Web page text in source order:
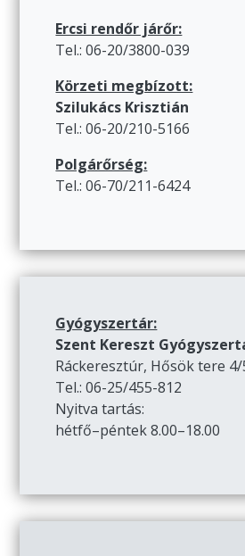
Ercsi rendőr járőr:
Tel.: 06-20/3800-039
Körzeti megbízott:
Szilukács Krisztián
Tel.: 06-20/210-5166
Polgárőrség:
Tel.: 06-70/211-6424
Gyógyszertár:
Szent Kereszt
Ráckeresztúr, Hősök tere 4/
Tel.: 06-25/455-812
Nyitva tartás:
hétfő–péntek 8.00–18.00